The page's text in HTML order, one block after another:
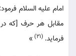
امام علیه السلام
مقابل هر حرف [که در
فرماید. (21)
»